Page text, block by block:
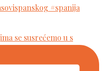
se susrećemo u s